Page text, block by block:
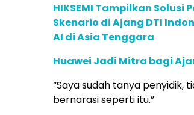
HIKSEMI Tampilkan
Skenario di Ajang DTI
AI di Asia Tenggara
Huawei Jadi Mitra bagi
“Saya sudah tanya
bernarasi seperti itu.”